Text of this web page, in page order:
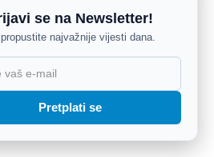
se na Newsletter!
propustite najvažnije vijesti dana.
Pretplati se